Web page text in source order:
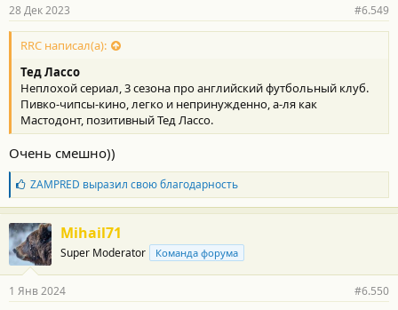
28 Дек 2023 #6.549
RRC написал(а):
Тед Лассо
Неплохой сериал, 3 сезона про английский футбольный клуб.
Пивко-чипсы-кино, легко и непринужденно, а-ля как
Мастодонт, позитивный Тед Лассо.
Очень смешно))
Б
л
а
г
о
д
а
н
ZAMPRED выразил свою благодарность
Mihail71
Super Moderator Команда форума
1 Янв 2024 #6.550